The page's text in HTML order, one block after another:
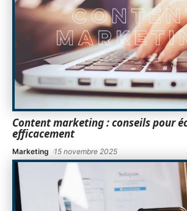
Content marketing : conseils pour
efficacement
Marketing 15 novembre 2025